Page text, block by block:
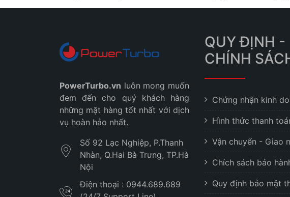
PowerTurbo.vn luôn mong muốn
đem đến cho quý khách hàng
những mặt hàng tốt nhất với dịch
vụ hoàn hảo nhất.
Số 92 Lạc Nghiệp, P.Thanh
Nhàn, Q.Hai Bà Trưng, TP.Hà
Nội
Điện thoại : 0944.689.689
QUY ĐỊNH -
CHÍNH
Chứng nhận kinh
Hình thức thanh
Vận chuyển - Giao
Chích sách bảo
Quy định bảo mật